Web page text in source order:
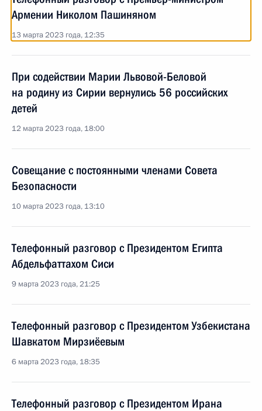
Армении Николом Пашиняном
13 марта 2023 года, 12:35
При содействии Марии Львовой-Беловой
на родину из Сирии вернулись 56 российских
детей
12 марта 2023 года, 18:00
Совещание с постоянными членами Совета
Безопасности
10 марта 2023 года, 13:10
Телефонный разговор с Президентом Египта
Абдельфаттахом Сиси
9 марта 2023 года, 21:25
Телефонный разговор с Президентом Узбекистана
Шавкатом Мирзиёевым
6 марта 2023 года, 18:35
Телефонный разговор с Президентом Ирана